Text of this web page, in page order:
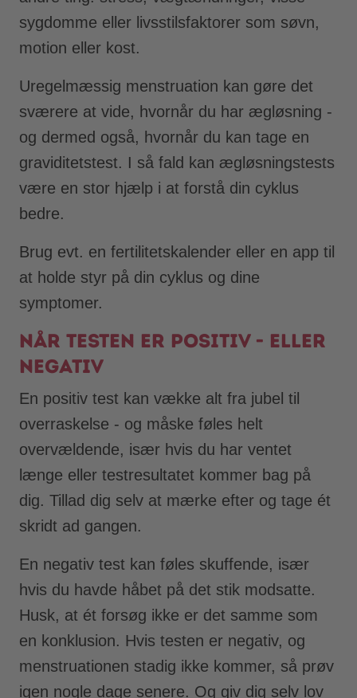
sygdomme eller livsstilsfaktorer som søvn,
motion eller kost.
Uregelmæssig menstruation kan gøre det
sværere at vide, hvornår du har ægløsning -
og dermed også, hvornår du kan tage en
graviditetstest. I så fald kan ægløsningstests
være en stor hjælp i at forstå din cyklus
bedre.
Brug evt. en fertilitetskalender eller en app til
at holde styr på din cyklus og dine
symptomer.
Når testen er positiv - eller
negativ
En positiv test kan vække alt fra jubel til
overraskelse - og måske føles helt
overvældende, især hvis du har ventet
længe eller testresultatet kommer bag på
dig. Tillad dig selv at mærke efter og tage ét
skridt ad gangen.
En negativ test kan føles skuffende, især
hvis du havde håbet på det stik modsatte.
Husk, at ét forsøg ikke er det samme som
en konklusion. Hvis testen er negativ, og
menstruationen stadig ikke kommer, så prøv
igen nogle dage senere. Og giv dig selv lov